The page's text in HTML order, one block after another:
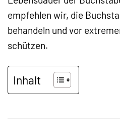
empfehlen wir, die
behandeln und vor
schützen.
Inhalt